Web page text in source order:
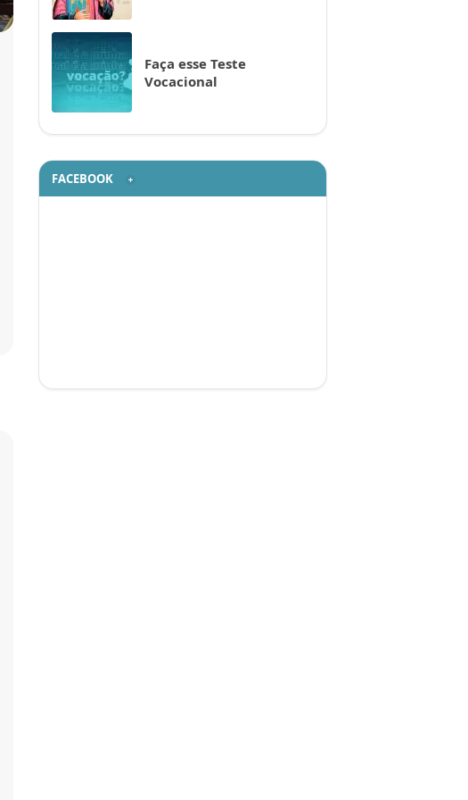
Faça esse Teste
Vocacional
FACEBOOK